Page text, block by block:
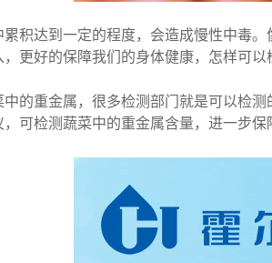
达到一定的程度，会造成慢性中毒。
更好的保障我们的身体健康，怎样可以
重金属，很多检测部门就是可以检测
可检测蔬菜中的重金属含量，进一步保